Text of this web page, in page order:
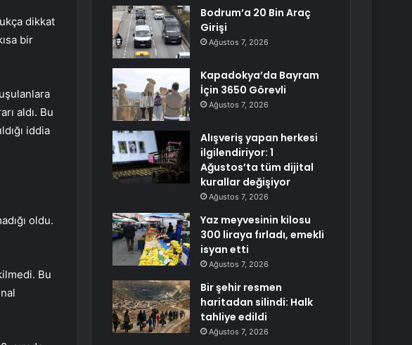
dikkat
bir
aldı. Bu
iddia
oldu.
Bu
Bodrum’a 20 Bin Araç
Girişi
Ağustos 7, 2026
Kapadokya’da Bayram
İçin 3650 Görevli
Ağustos 7, 2026
Alışveriş yapan herkesi
ilgilendiriyor: 1
Ağustos’ta tüm dijital
kurallar değişiyor
Ağustos 7, 2026
Yaz meyvesinin kilosu
300 liraya fırladı, emekli
isyan etti
Ağustos 7, 2026
Bir şehir resmen
haritadan silindi: Halk
tahliye edildi
Ağustos 7, 2026